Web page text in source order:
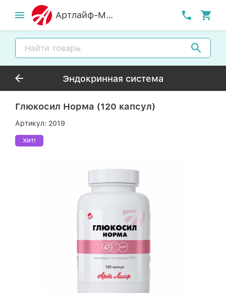
Артлайф-MСК
Эндокринная система
Глюкосил Норма (120 капсул)
Артикул: 2019
Хит!